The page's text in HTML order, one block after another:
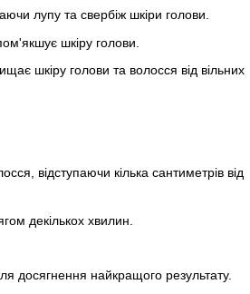
лупу та свербіж шкіри голови.
шкіру голови.
шкіру голови та волосся від вільних
відступаючи кілька сантиметрів від
декількох хвилин.
досягнення найкращого результату.